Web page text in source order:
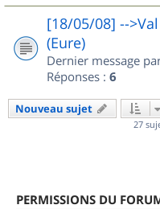
[18/05/08] --
(Eure)
Dernier message
Réponses : 6
Nouveau sujet
27
PERMISSIONS DU